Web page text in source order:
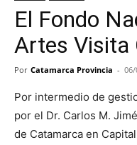
El Fondo
Artes Visita
Por Catamarca Provincia - 06/
Por intermedio de
por el Dr. Carlos M.
de Catamarca en